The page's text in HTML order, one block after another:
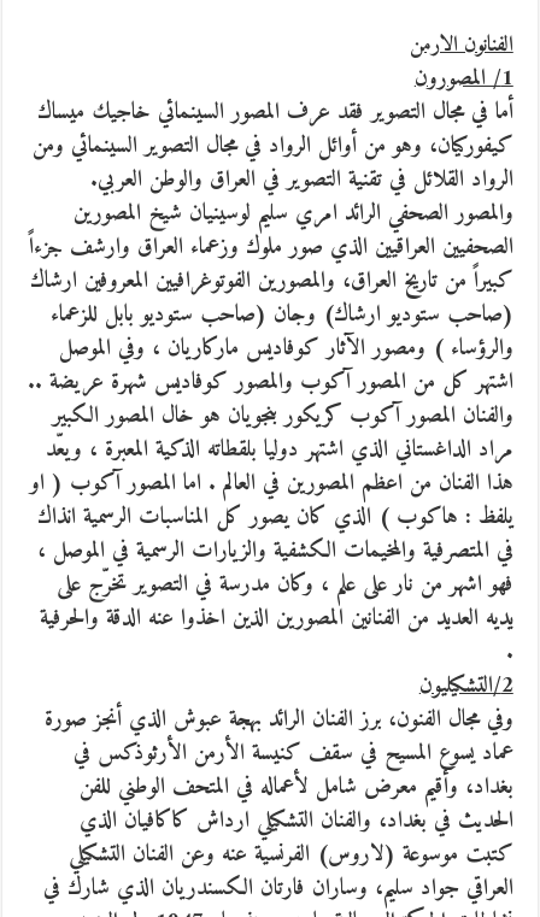
الفنانون الارمن
1/ المصورون
أما في مجال التصوير فقد عرف المصور السينمائي خاجيك ميساك
كيفوركيان، وهو من أوائل الرواد في مجال التصوير السينمائي ومن
الرواد القلائل في تقنية التصوير في العراق والوطن العربي.
والمصور الصحفي الرائد امري سليم لوسينيان شيخ المصورين
الصحفيين العراقيين الذي صور ملوك وزعماء العراق وارشف جزءاً
كبيراً من تاريخ العراق، والمصورين الفوتوغرافيين المعروفين ارشاك
(صاحب ستوديو ارشاك) وجان (صاحب ستوديو بابل للزعماء
والرؤساء ) ومصور الآثار كوفاديس ماركاريان ، وفي الموصل
اشتهر كل من المصور آكوب والمصور كوفاديس شهرة عريضة ..
والفنان المصور آكوب كريكور بنجويان هو خال المصور الكبير
مراد الداغستاني الذي اشتهر دوليا بلقطاته الذكية المعبرة ، ويعّد
هذا الفنان من اعظم المصورين في العالم . اما المصور آكوب ( او
يلفظ : هاكوب ) الذي كان يصور كل المناسبات الرسمية انذاك
في المتصرفية والمخيمات الكشفية والزيارات الرسمية في الموصل ،
فهو اشهر من نار على علم ، وكان مدرسة في التصوير تخرّج على
يديه العديد من الفنانين المصورين الذين اخذوا عنه الدقة والحرفية
.
2/التشكيليون
وفي مجال الفنون، برز الفنان الرائد بهجة عبوش الذي أنجز صورة
عماد يسوع المسيح في سقف كنيسة الأرمن الأرثوذكس في
بغداد، وأقيم معرض شامل لأعماله في المتحف الوطني للفن
الحديث في بغداد، والفنان التشكيلي ارداش كاكافيان الذي
كتبت موسوعة (لاروس) الفرنسية عنه وعن الفنان التشكيلي
العراقي جواد سليم، وساران فارتان الكسندريان الذي شارك في